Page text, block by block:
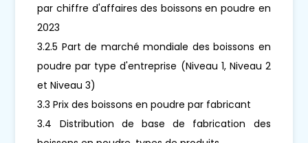
par chiffre d'affaires des boissons en poudre en
2023
3.2.5 Part de marché mondiale des boissons en
poudre par type d'entreprise (Niveau 1, Niveau 2
et Niveau 3)
3.3 Prix des boissons en poudre par fabricant
3.4 Distribution de base de fabrication des